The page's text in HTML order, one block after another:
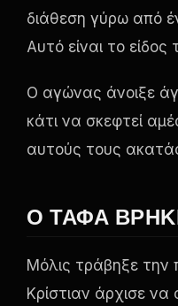
διάθεση γύρω από
Αυτό είναι το είδος
Ο αγώνας άνοιξε
κάτι να σκεφτεί
αυτούς τους
Ο ΤΆΦΑ
Μόλις τράβηξε την
Κρίστιαν άρχισε